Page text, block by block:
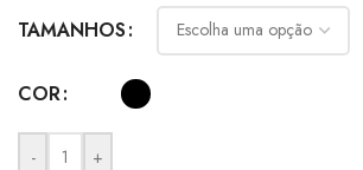
TAMANHOS
COR
- +